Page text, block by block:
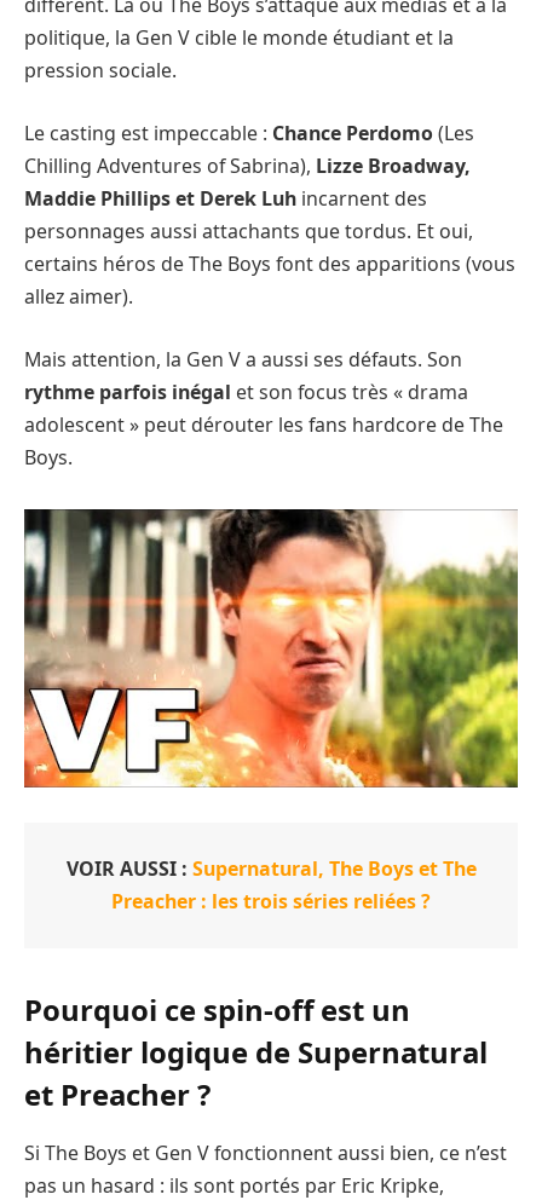
différent. Là où The Boys s’attaque aux médias et à la
politique, la Gen V cible le monde étudiant et la
pression sociale.
Le casting est impeccable : Chance Perdomo(Les
Chilling Adventures of Sabrina), Lizze Broadway,
Maddie Phillips et Derek Luh incarnent des
personnages aussi attachants que tordus. Et oui,
certains héros de The Boys font des apparitions (vous
allez aimer).
Mais attention, la Gen V a aussi ses défauts. Son
rythme parfois inégal et son focus très « drama
adolescent » peut dérouter les fans hardcore de The
Boys.
VOIR AUSSI : Supernatural, The Boys et The
Preacher : les trois séries reliées ?
Pourquoi ce spin-off est un
héritier logique de Supernatural
et Preacher ?
Si The Boys et Gen V fonctionnent aussi bien, ce n’est
pas un hasard : ils sont portés par Eric Kripke,